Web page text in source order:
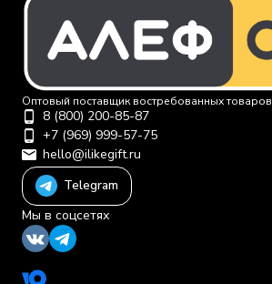
Оптовый поставщик востребованных товаров
8 (800) 200-85-87
+7 (969) 999-57-75
hello@ilikegift.ru
Telegram
Мы в соцсетях